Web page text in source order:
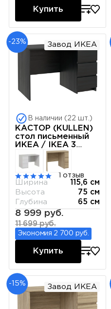
Купить
-23% Завод ИКЕА
В наличии (22 шт.)
КАСТОР (KULLEN)
стол письменный
ИКЕА / IKEA 3
ящика 116х65 Дуб
Венге
1 отзыв
Ширина
115,6 см
Высота
75 см
Глубина
65 см
8 999 руб.
11 699 руб.
Экономия 2 700 руб.
Купить
-15% Завод ИКЕА